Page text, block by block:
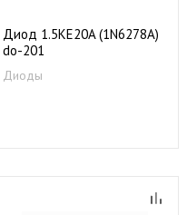
Диод 1.5KE20A (1N6278A)
do-201
Диоды